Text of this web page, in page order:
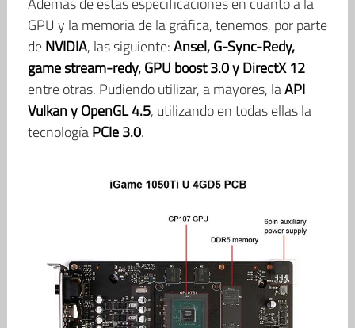
GPU y la memoria de la gráfica, tenemos, por parte
deNVIDIA, las siguiente:Ansel, G-Sync-Redy,
game stream-redy, GPU boost 3.0 y DirectX 12
entre otras. Pudiendo utilizar, a mayores, laAPI
Vulkan y OpenGL 4.5, utilizando en todas ellas la
tecnologíaPCIe 3.0.